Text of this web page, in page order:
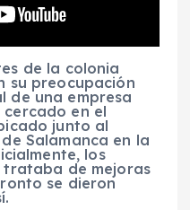
de la colonia
su preocupación
de una empresa
en el
junto al
Salamanca en la
los
trataba de mejoras
se dieron